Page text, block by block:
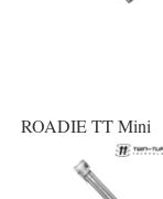
ROADIE TT Mini